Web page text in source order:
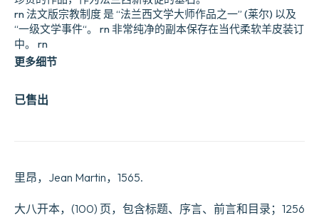
已售出
rn 法文版宗教制度 是 “法兰西文学大师作品之一” (莱尔) 以及
“一级文学事件“。 rn 非常纯净的副本保存在当代柔软羊皮装订
中。 rn
更多细节
里昂，Jean Martin，1565.
大八开本，(100) 页，包含标题、序言、前言和目录；1256